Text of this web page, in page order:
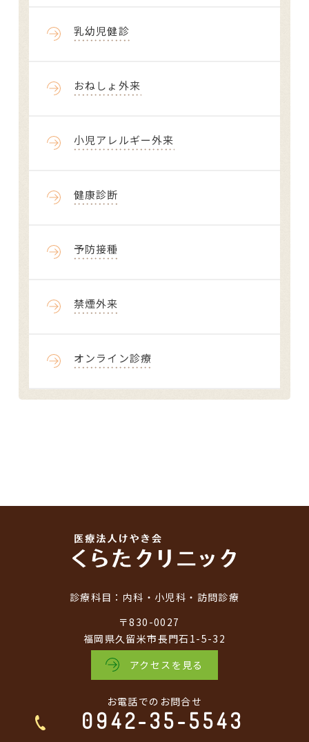
乳幼児健診
おねしょ外来
小児アレルギー外来
健康診断
予防接種
禁煙外来
オンライン診療
診療科目： 内科・小児科・訪問診療
〒830-0027
福岡県久留米市長門石1-5-32
アクセスを見る
お電話でのお問合せ
0942-35-5543